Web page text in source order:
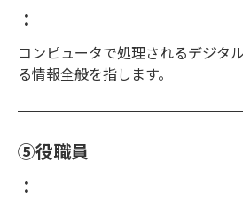
：
コンピュータで処理されるデジタ
る情報全般を指します。
⑤役職員
：